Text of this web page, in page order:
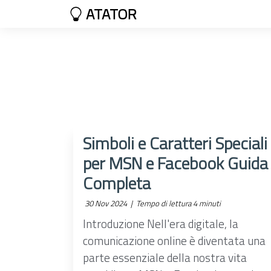
ATATOR
Simboli e Caratteri Speciali
per MSN e Facebook Guida
Completa
30 Nov 2024 | Tempo di lettura 4 minuti
Introduzione Nell'era digitale, la
comunicazione online è diventata una
parte essenziale della nostra vita